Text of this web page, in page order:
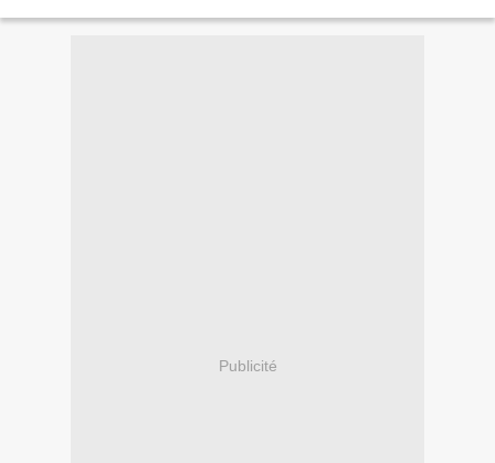
Publicité